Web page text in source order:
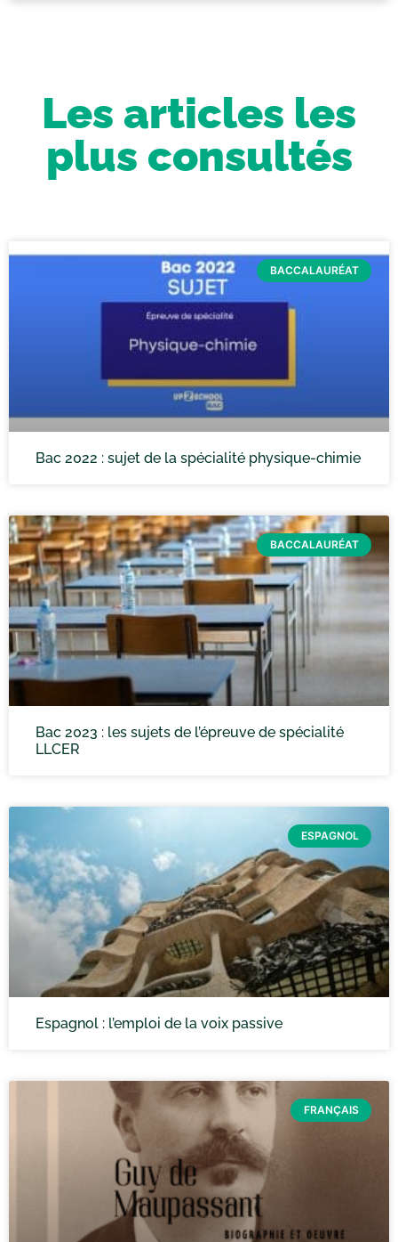
Les articles les
plus consultés
BACCALAURÉAT
Bac 2022 : sujet de la spécialité physique-chimie
BACCALAURÉAT
Bac 2023 : les sujets de l’épreuve de spécialité
LLCER
ESPAGNOL
Espagnol : l’emploi de la voix passive
FRANÇAIS